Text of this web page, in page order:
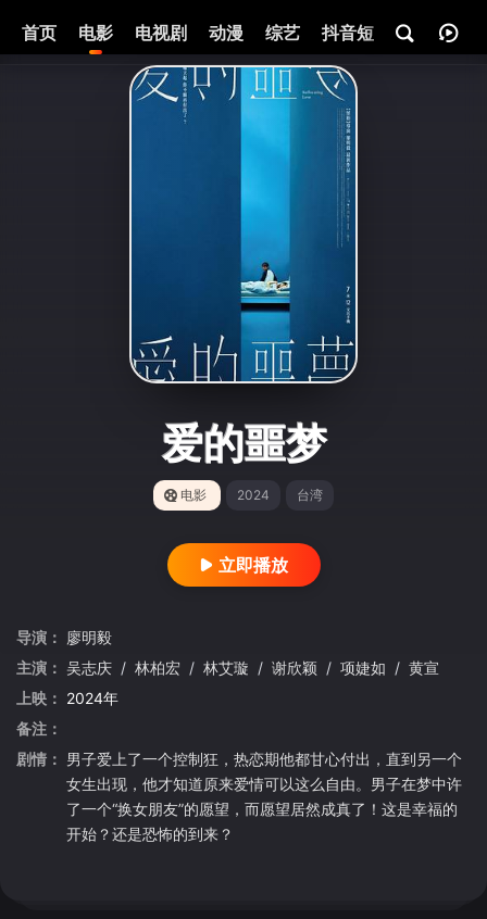
首页 电影 电视剧 动漫 综艺 抖音短剧 即将热映
爱的噩梦
电影 2024 台湾
立即播放
导演： 廖明毅
主演： 吴志庆 / 林柏宏 / 林艾璇 / 谢欣颖 / 项婕如 / 黄宣
上映： 2024年
备注：
剧情： 男子爱上了一个控制狂，热恋期他都甘心付出，直到另一个
女生出现，他才知道原来爱情可以这么自由。男子在梦中许
了一个“换女朋友”的愿望，而愿望居然成真了！这是幸福的
开始？还是恐怖的到来？